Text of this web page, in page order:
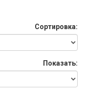
Сортировка:
Показать: